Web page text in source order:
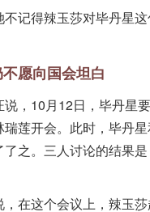
不记得辣玉莎对毕丹星
愿向国会坦白
说，10月12日，毕丹星
莲开会。此时，毕丹星
了之。三人讨论的结果
在这个会议上，辣玉